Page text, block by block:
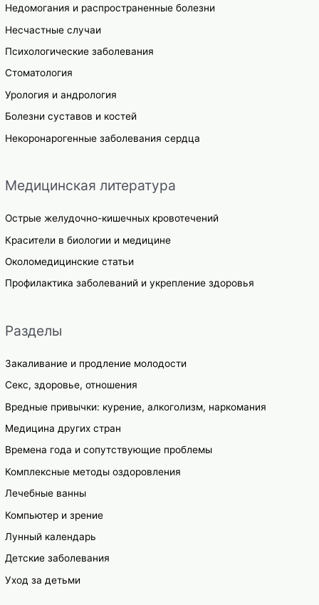
Недомогания и распространенные болезни
Несчастные случаи
Психологические заболевания
Стоматология
Урология и андрология
Болезни суставов и костей
Некоронарогенные заболевания сердца
Медицинская литература
Острые желудочно-кишечных кровотечений
Красители в биологии и медицине
Околомедицинские статьи
Профилактика заболеваний и укрепление здоровья
Разделы
Закаливание и продление молодости
Секс, здоровье, отношения
Вредные привычки: курение, алкоголизм, наркомания
Медицина других стран
Времена года и сопутствующие проблемы
Комплексные методы оздоровления
Лечебные ванны
Компьютер и зрение
Лунный календарь
Детские заболевания
Уход за детьми